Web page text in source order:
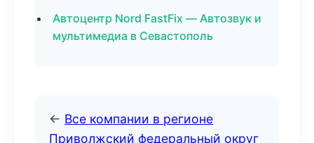
Автоцентр Nord FastFix — Автозвук и
мультимедиа в Севастополь
← Все компании в регионе
Приволжский федеральный округ